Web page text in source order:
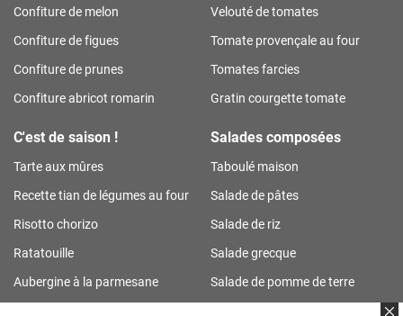
Confiture de melon
Confiture de figues
Confiture de prunes
Confiture abricot romarin
Velouté de tomates
Tomate provençale au four
Tomates farcies
Gratin courgette tomate
C'est de saison !
Tarte aux mûres
Recette tian de légumes au four
Risotto chorizo
Ratatouille
Aubergine à la parmesane
Salades composées
Taboulé maison
Salade de pâtes
Salade de riz
Salade grecque
Salade de pomme de terre